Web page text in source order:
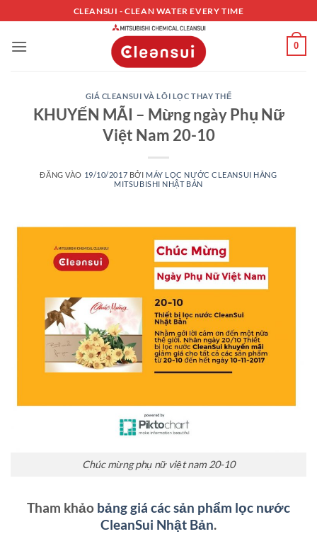
qua
nội
CLEANSUI - CLEAN WATER EVERY TIME
0
GIÁ CLEANSUI VÀ LÕI LỌC THAY THẾ
KHUYẾN MÃI – Mừng ngày Phụ Nữ
Việt Nam 20-10
ĐĂNG VÀO 19/10/2017 BỞI MÁY LỌC NƯỚC CLEANSUI HÃNG
MITSUBISHI NHẬT BẢN
Chúc mừng phụ nữ việt nam 20-10
Tham khảo bảng giá các sản phẩm lọc nước
CleanSui Nhật Bản.